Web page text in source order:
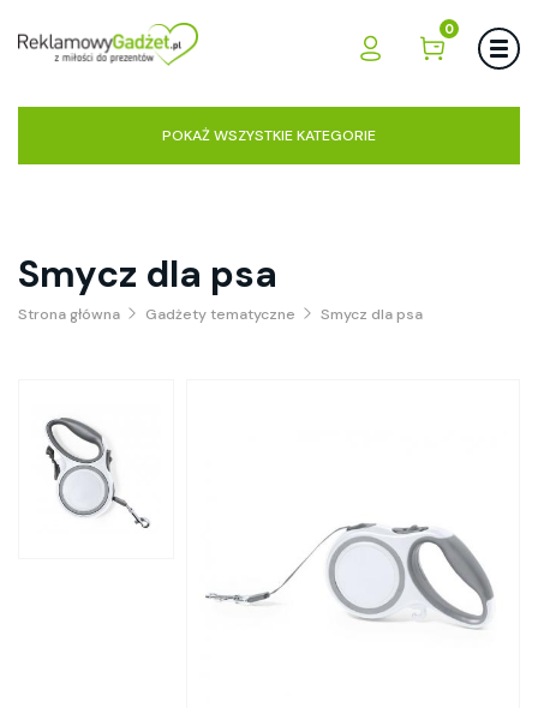
0
POKAŻ WSZYSTKIE KATEGORIE
Smycz dla psa
Strona główna Gadżety tematyczne Smycz dla psa